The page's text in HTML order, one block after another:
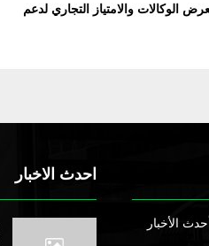
الوكالات والامتياز التجاري لدعم
الأخبار
احدث الاخبار